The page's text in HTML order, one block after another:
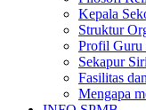
Kepala
Struktur
Profil Guru
Sekapur
Fasilitas
Mengapa